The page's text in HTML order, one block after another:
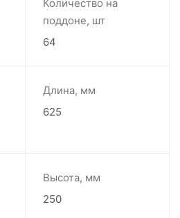
Количество на
поддоне, шт
64
Длина, мм
625
Высота, мм
250